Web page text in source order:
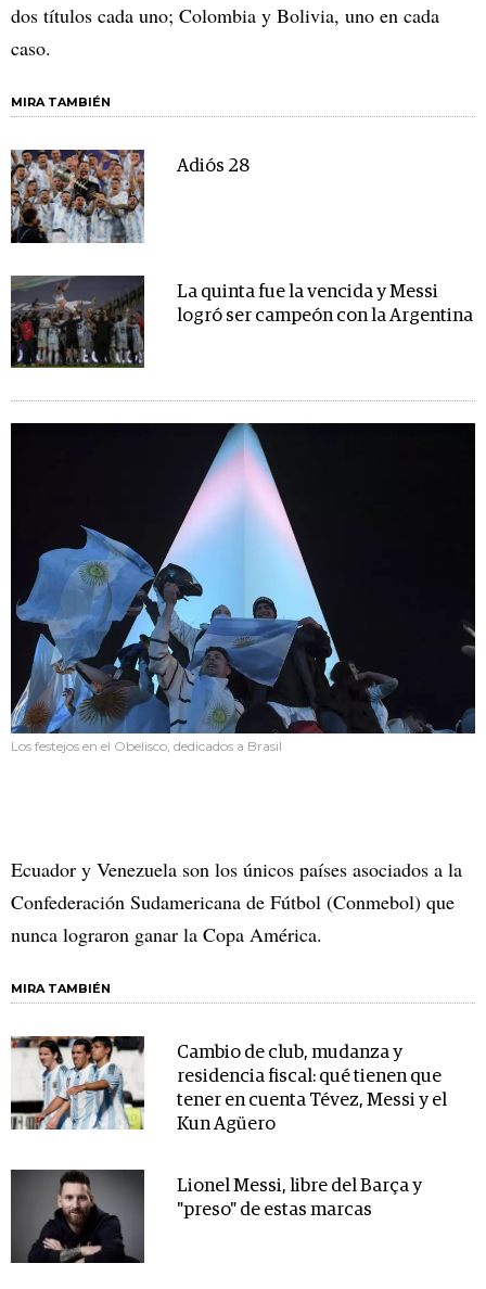
dos títulos cada uno; Colombia y Bolivia, uno en cada
caso.
MIRA TAMBIÉN
Adiós 28
La quinta fue la vencida y Messi
logró ser campeón con la Argentina
Los festejos en el Obelisco, dedicados a Brasil
Ecuador y Venezuela son los únicos países asociados a la
Confederación Sudamericana de Fútbol (Conmebol) que
nunca lograron ganar la Copa América.
MIRA TAMBIÉN
Cambio de club, mudanza y
residencia fiscal: qué tienen que
tener en cuenta Tévez, Messi y el
Kun Agüero
Lionel Messi, libre del Barça y
"preso" de estas marcas